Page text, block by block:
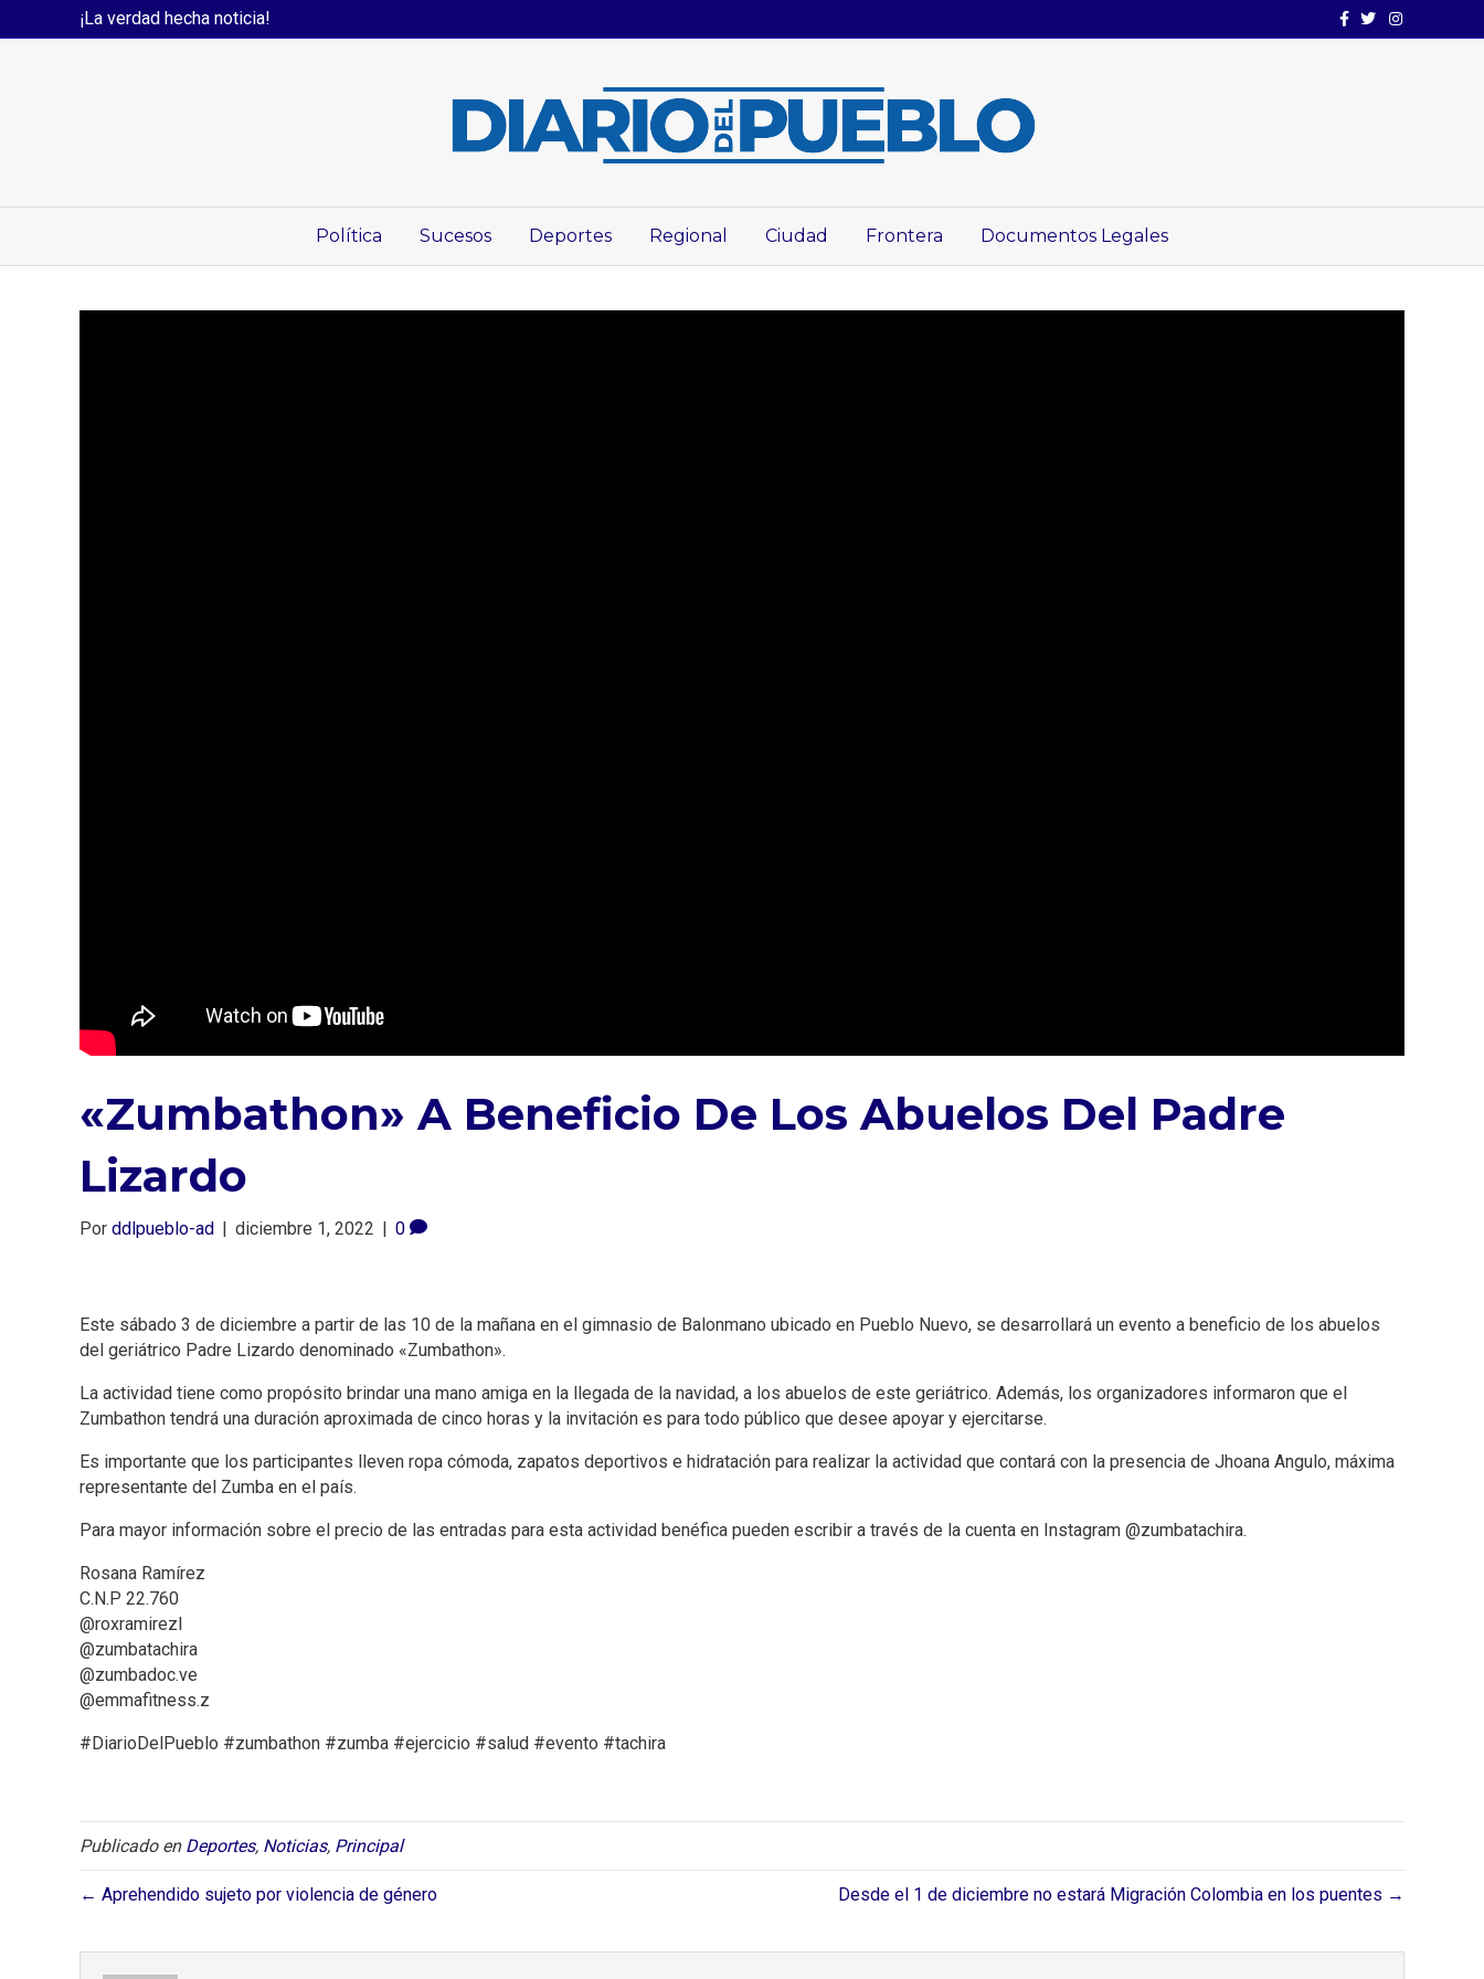
¡La verdad hecha noticia! Facebook
TwitterInstagram
Política Sucesos Deportes Regional Ciudad Frontera Documentos Legales
«Zumbathon» A Beneficio De Los Abuelos Del Padre
Lizardo
Por ddlpueblo-ad | diciembre 1, 2022 | 0
Este sábado 3 de diciembre a partir de las 10 de la mañana en el gimnasio de Balonmano ubicado en Pueblo Nuevo, se desarrollará un evento a beneficio de los abuelos
del geriátrico Padre Lizardo denominado «Zumbathon».
La actividad tiene como propósito brindar una mano amiga en la llegada de la navidad, a los abuelos de este geriátrico. Además, los organizadores informaron que el
Zumbathon tendrá una duración aproximada de cinco horas y la invitación es para todo público que desee apoyar y ejercitarse.
Es importante que los participantes lleven ropa cómoda, zapatos deportivos e hidratación para realizar la actividad que contará con la presencia de Jhoana Angulo, máxima
representante del Zumba en el país.
Para mayor información sobre el precio de las entradas para esta actividad benéfica pueden escribir a través de la cuenta en Instagram @zumbatachira.
Rosana Ramírez
C.N.P 22.760
@roxramirezl
@zumbatachira
@zumbadoc.ve
@emmafitness.z
#DiarioDelPueblo #zumbathon #zumba #ejercicio #salud #evento #tachira
Publicado en Deportes, Noticias, Principal
← Aprehendido sujeto por violencia de género⁣ Desde el 1 de diciembre no estará Migración Colombia en los puentes →